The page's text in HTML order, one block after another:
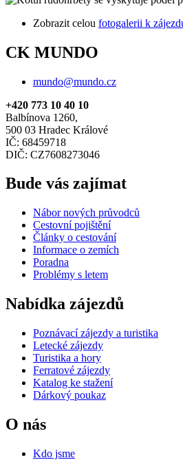
Zobrazit celou fotogalerii k
CK MUNDO
mundo@mundo.cz
+420 773 10 40 10
Balbínova 1260,
500 03 Hradec Králové
IČ: 68459718
DIČ: CZ7608273046
Bude vás zajímat
Nábor nových průvodců
Cestovní pojištění
Články o cestování
Informace o zemích
Poradna
Problémy s letem
Nabídka zájezdů
Poznávací zájezdy a turistika
Letecké zájezdy
Turistika a hory
Ferratové zájezdy
Katalog ke stažení
Dárkový poukaz
O nás
Kdo jsme